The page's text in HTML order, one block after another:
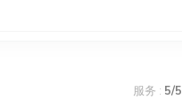
服务 : 5/5